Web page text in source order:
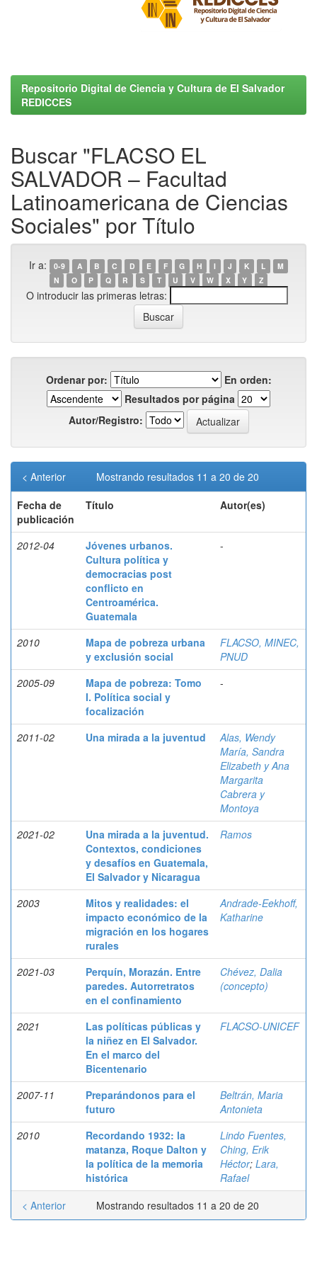
Repositorio Digital de Ciencia y Cultura de El Salvador
REDICCES
Buscar "FLACSO EL
SALVADOR – Facultad
Latinoamericana de Ciencias
Sociales" por Título
Ir a: 0-9 A B C D E F G H I J K L
M
N
O P Q R S T U V W X Y Z
O introducir las primeras letras:
Ordenar por:
En orden:
Resultados por página
Autor/Registro:
Mostrando resultados 11 a 20 de 20
< Anterior
Fecha de
publicación
Título Autor(es)
2012-04
Jóvenes urbanos.
Cultura política y
democracias post
conflicto en
Centroamérica.
Guatemala
-
2010
Mapa de pobreza urbana
y exclusión social
FLACSO, MINEC,
PNUD
2005-09
Mapa de pobreza: Tomo
I. Política social y
focalización
-
2011-02 Una mirada a la juventud
Alas, Wendy
María, Sandra
Elizabeth y Ana
Margarita
Cabrera y
Montoya
2021-02
Una mirada a la juventud.
Contextos, condiciones
y desafíos en Guatemala,
El Salvador y Nicaragua
Ramos
2003
Mitos y realidades: el
impacto económico de la
migración en los hogares
rurales
Andrade-Eekhoff,
Katharine
2021-03
Perquín, Morazán. Entre
paredes. Autorretratos
en el confinamiento
Chévez, Dalia
(concepto)
2021
Las políticas públicas y
la niñez en El Salvador.
En el marco del
Bicentenario
FLACSO-UNICEF
2007-11
Preparándonos para el
futuro
Beltrán, Maria
Antonieta
2010
Recordando 1932: la
matanza, Roque Dalton y
la política de la memoria
histórica
Lindo Fuentes,
Ching, Erik
Héctor; Lara,
Rafael
Mostrando resultados 11 a 20 de 20
< Anterior